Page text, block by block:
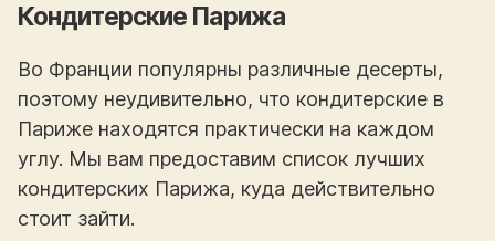
Кондитерские Парижа
Во Франции популярны различные десерты,
поэтому неудивительно, что кондитерские в
Париже находятся практически на каждом
углу. Мы вам предоставим список лучших
кондитерских Парижа, куда действительно
стоит зайти.